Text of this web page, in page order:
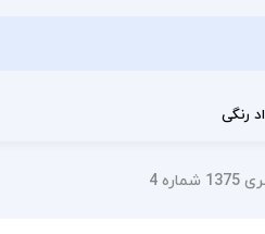
رنگی
4